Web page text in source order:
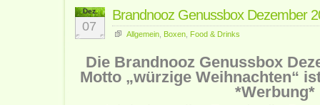
Dez.
07
Brandnooz Genussbox Dezember
Allgemein Boxen Food & Drinks
Die Brandnooz Genussbox
Motto „würzige Weihnachten“
*Werbung*